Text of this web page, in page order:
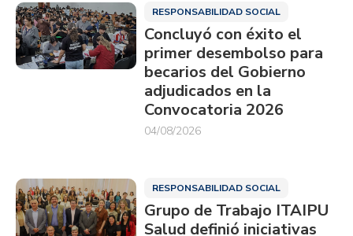
RESPONSABILIDAD SOCIAL
Concluyó con éxito el
primer desembolso para
becarios del Gobierno
adjudicados en la
Convocatoria 2026
04/08/2026
RESPONSABILIDAD SOCIAL
Grupo de Trabajo ITAIPU
Salud definió iniciativas